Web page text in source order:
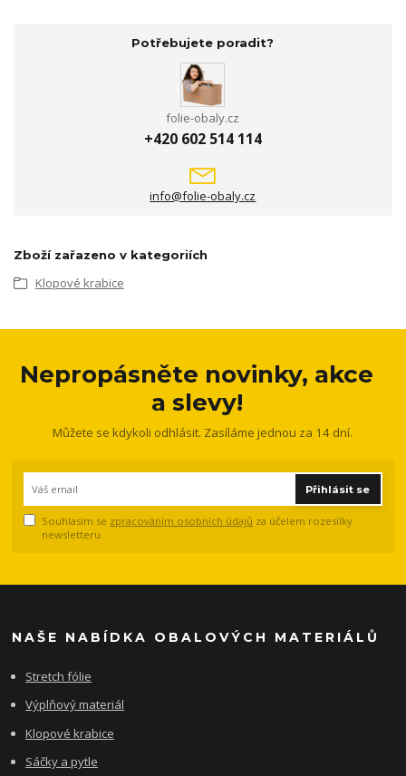
Potřebujete poradit?
folie-obaly.cz
+420 602 514 114
info@folie-obaly.cz
Zboží zařazeno v kategoriích
Klopové krabice
Nepropásněte novinky, akce
a slevy!
Můžete se kdykoli odhlásit. Zasíláme jednou za 14 dní.
Přihlásit se
Souhlasím se zpracováním osobních údajů za účelem rozesílky
newsletteru.
NAŠE NABÍDKA OBALOVÝCH MATERIÁLŮ
Stretch fólie
Výplňový materiál
Klopové krabice
Sáčky a pytle